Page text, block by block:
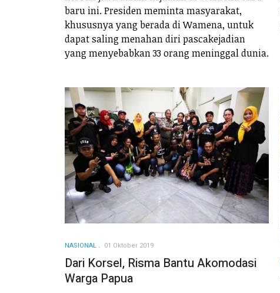
baru ini. Presiden meminta masyarakat,
khususnya yang berada di Wamena, untuk
dapat saling menahan diri pascakejadian
yang menyebabkan 33 orang meninggal dunia.
NASIONAL 01 Oktober 2019
Dari Korsel, Risma Bantu Akomodasi
Warga Papua